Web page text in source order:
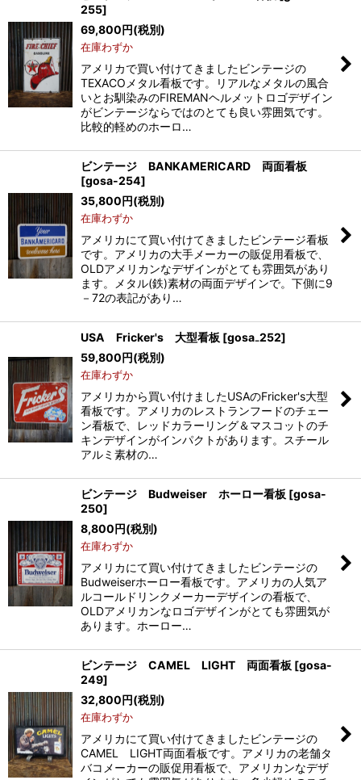
255]
69,800円(税別)
在庫わずか
アメリカで買い付けてきましたビンテージの
TEXACOメタル看板です。リアルなメタルの風合
いとお馴染みのFIREMANヘルメットロゴデザイン
がビンテージならではのとても良い雰囲気です。
比較的軽めのホーロ…
ビンテージ BANKAMERICARD 両面看板
[gosa-254]
35,800円(税別)
在庫わずか
アメリカにて買い付けてきましたビンテージ看板
です。アメリカの大手メーカーの販促用看板で、
OLDアメリカンなデザインがとても雰囲気があり
ます。メタル(鉄)素材の両面デザインで。下側に9
－72の表記があり…
USA Fricker's 大型看板 [gosa₋252]
59,800円(税別)
在庫わずか
アメリカから買い付けましたUSAのFricker's大型
看板です。アメリカのレストランフードのチェー
ン看板で、レッドカラーリング＆マスコットのチ
キンデザインがインパクトがあります。スチール
アルミ素材の…
ビンテージ Budweiser ホーロー看板 [gosa-
250]
8,800円(税別)
在庫わずか
アメリカにて買い付けてきましたビンテージの
Budweiserホーロー看板です。アメリカの人気ア
ルコールドリンクメーカーデザインの看板で、
OLDアメリカンなロゴデザインがとても雰囲気が
あります。ホーロー…
ビンテージ CAMEL LIGHT 両面看板 [gosa-
249]
32,800円(税別)
在庫わずか
アメリカにて買い付けてきましたビンテージの
CAMEL LIGHT両面看板です。アメリカの老舗タ
バコメーカーの販促用看板で、アメリカンなデザ